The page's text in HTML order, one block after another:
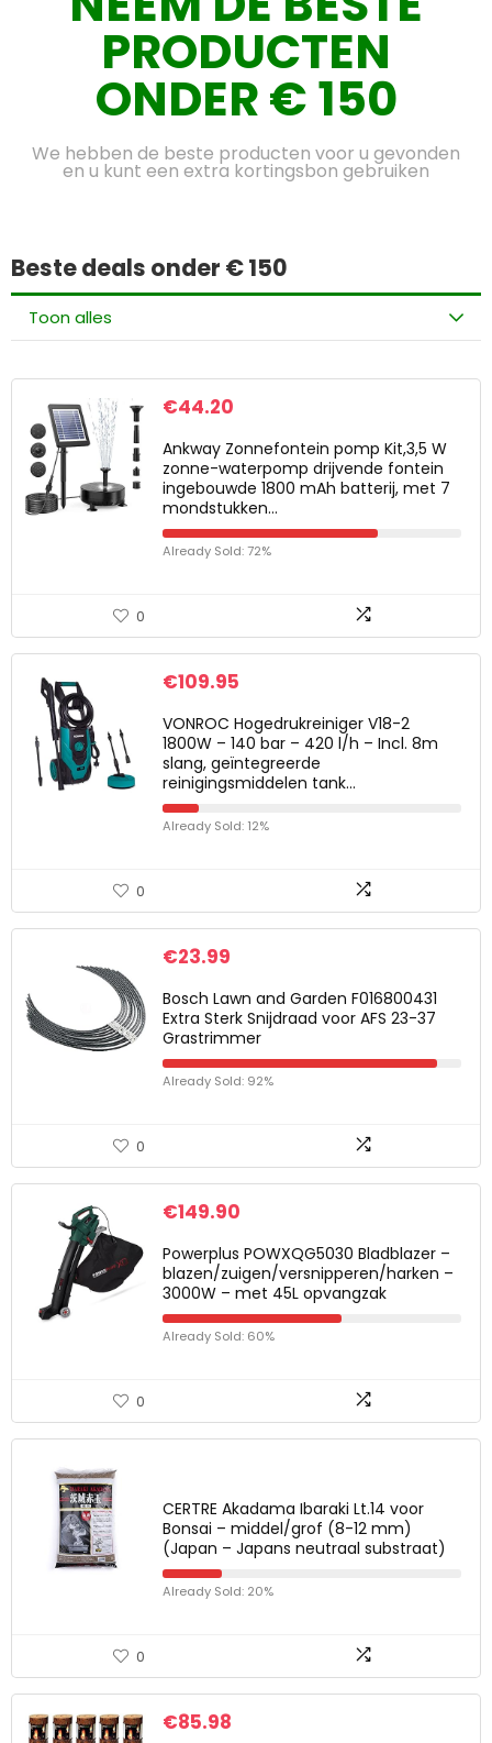
PRODUCTEN
ONDER € 150
We hebben de beste producten voor u gevonden
en u kunt een extra kortingsbon gebruiken
Beste deals onder € 150
Toon alles
€44.20
Ankway Zonnefontein pomp Kit,3,5 W
zonne-waterpomp drijvende fontein
ingebouwde 1800 mAh batterij, met 7
mondstukken…
Already Sold: 72%
0
€109.95
VONROC Hogedrukreiniger V18-2
1800W – 140 bar – 420 l/h – Incl. 8m
slang, geïntegreerde
reinigingsmiddelen tank…
Already Sold: 12%
0
€23.99
Bosch Lawn and Garden F016800431
Extra Sterk Snijdraad voor AFS 23-37
Grastrimmer
Already Sold: 92%
0
€149.90
Powerplus POWXQG5030 Bladblazer –
blazen/zuigen/versnipperen/harken –
3000W – met 45L opvangzak
Already Sold: 60%
0
CERTRE Akadama Ibaraki Lt.14 voor
Bonsai – middel/grof (8-12 mm)
(Japan – Japans neutraal substraat)
Already Sold: 20%
0
€85.98